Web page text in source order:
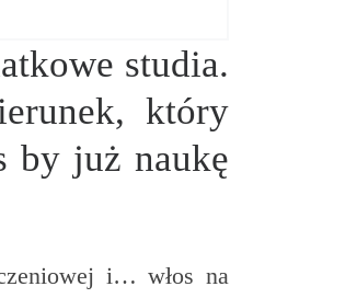
studia.
który
by już naukę
i… włos na